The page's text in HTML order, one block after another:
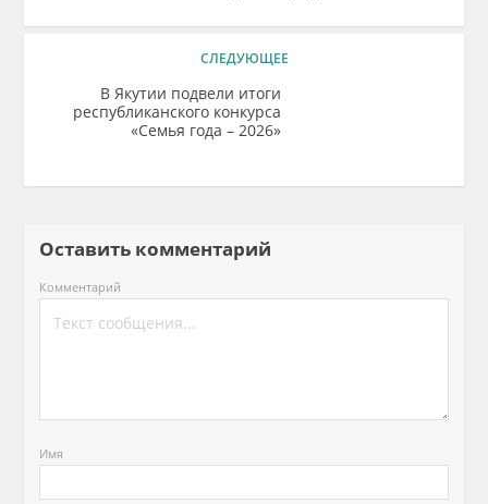
СЛЕДУЮЩЕЕ
В Якутии подвели итоги
республиканского конкурса
«Семья года – 2026»
Оставить комментарий
Комментарий
Имя